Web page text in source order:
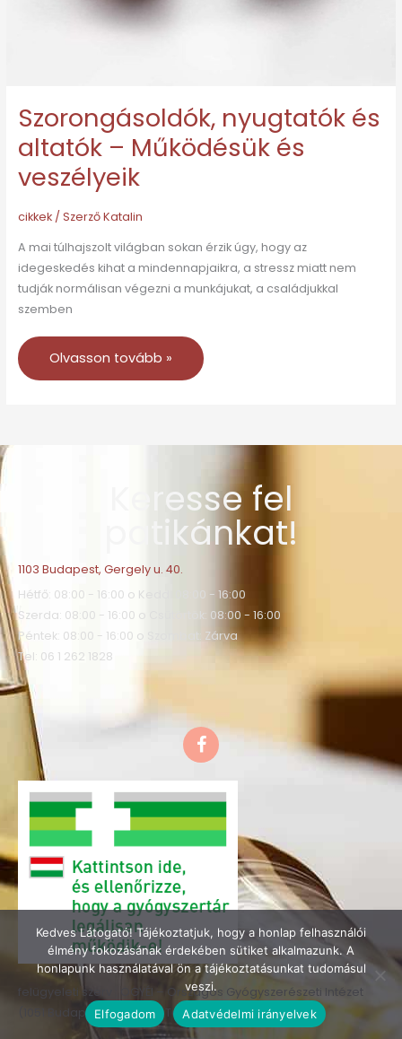
Szorongásoldók, nyugtatók és
altatók – Működésük és
veszélyeik
cikkek/ SzerzőKatalin
A mai túlhajszolt világban sokan érzik úgy, hogy az
idegeskedés kihat a mindennapjaikra, a stressz miatt nem
tudják normálisan végezni a munkájukat, a családjukkal
szemben
Olvasson tovább »
Keresse fel
patikánkat!
1103 Budapest, Gergely u. 40.
Hétfő: 08:00 - 16:00 o Kedd: 08:00 - 16:00
Szerda: 08:00 - 16:00 o Csütörtök: 08:00 - 16:00
Péntek: 08:00 - 16:00 o Szombat: Zárva
Tel: 06 1 262 1828
a
c
e
b
o
o
k
felügyeleti szerv : OGYÉI – Országos Gyógyszerészeti Intézet
(1051 Budapest, Zrínyi u.3. Tel.: 06-1-886-9300)
Kedves Látogató! Tájékoztatjuk, hogy a honlap felhasználói
élmény fokozásának érdekében sütiket alkalmazunk. A
honlapunk használatával ön a tájékoztatásunkat tudomásul
veszi.
Elfogadom
Adatvédelmi irányelvek